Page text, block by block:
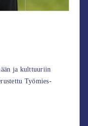
ja kulttuuriin
Työmies-